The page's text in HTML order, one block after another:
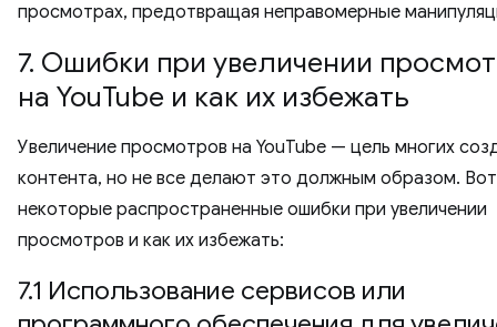
просмотрах, предотвращая неправомерные
7. Ошибки при увеличении
на YouTube и как их избежать
Увеличение просмотров на YouTube — цель многих
контента, но не все делают это должным образом. Вот
некоторые распространенные ошибки при увеличении
просмотров и как их избежать:
7.1 Использование сервисов или